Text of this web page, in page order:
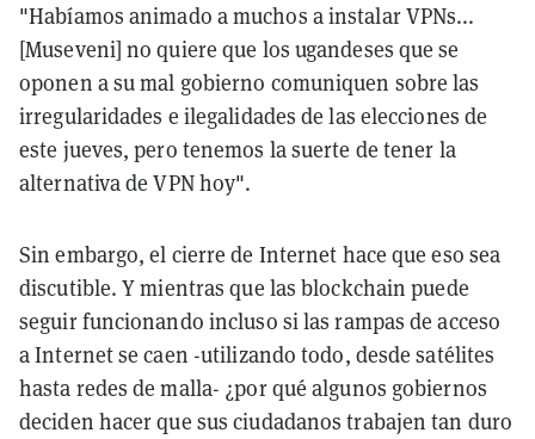
"Habíamos animado a muchos a instalar VPNs...
[Museveni] no quiere que los ugandeses que se
oponen a su mal gobierno comuniquen sobre las
irregularidades e ilegalidades de las elecciones de
este jueves, pero tenemos la suerte de tener la
alternativa de VPN hoy".
Sin embargo, el cierre de Internet hace que eso sea
discutible. Y mientras que las blockchain puede
seguir funcionando incluso si las rampas de acceso
a Internet se caen -utilizando todo, desde satélites
hasta redes de malla- ¿por qué algunos gobiernos
deciden hacer que sus ciudadanos trabajen tan duro